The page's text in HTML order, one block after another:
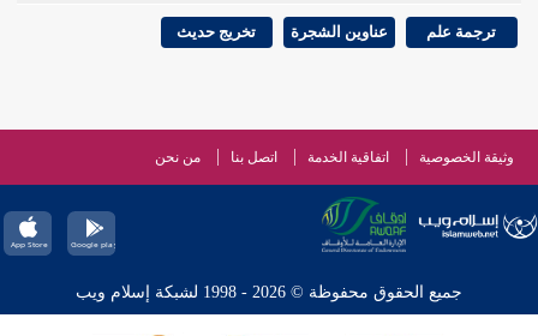
ترجمة علم عناوين الشجرة تخريج حديث
وثيقة الخصوصية اتفاقية الخدمة اتصل بنا من نحن
جميع الحقوق محفوظة © 2026 - 1998 لشبكة إسلام ويب